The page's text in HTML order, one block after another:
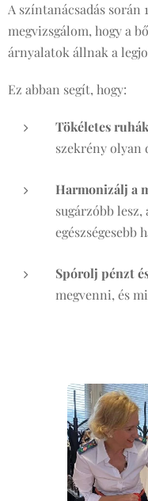
A színtanácsadás során
megvizsgálom, hogy a
árnyalatok állnak a
Ez abban segít, hogy:
Tökéletes
szekrény olyan
Harmonizálj a
sugárzóbb lesz,
egészségesebb
Spórolj pénzt
megvenni, és